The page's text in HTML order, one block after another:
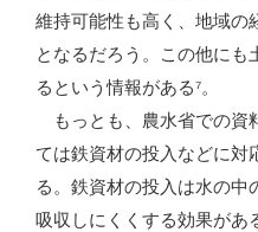
維持可能性も高く、地域の
となるだろう。この他にも
るという情報がある⁷。
もっとも、農水省での資
ては鉄資材の投入などに対
る。鉄資材の投入は水の中
吸収しにくくする効果があ